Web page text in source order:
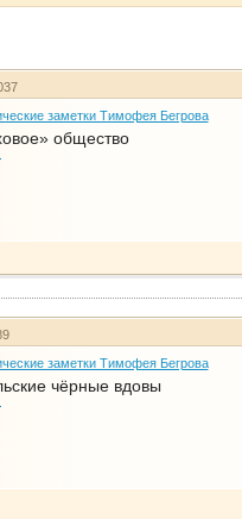
заметки Тимофея Бегрова
общество
заметки Тимофея Бегрова
чёрные вдовы